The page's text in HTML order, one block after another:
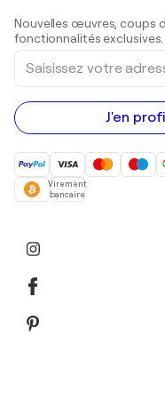
Peintures acryliques
Nouvelles œuvres, coups
fonctionnalités exclusives.
Saisissez
votre
adresse
e-
mail
J'en
Virement
bancaire